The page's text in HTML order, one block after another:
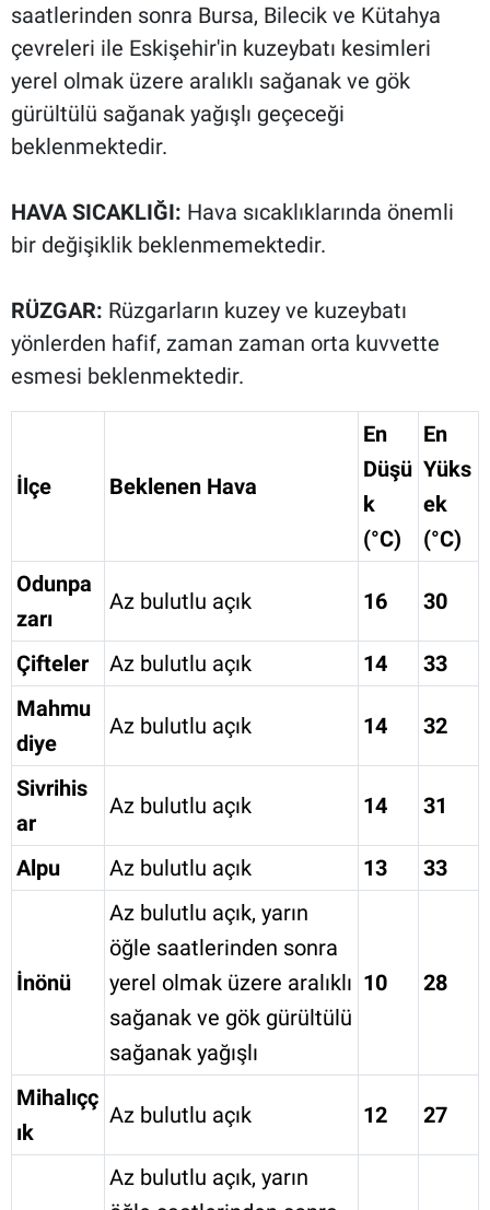
saatlerinden sonra Bursa, Bilecik ve Kütahya
çevreleri ile Eskişehir'in kuzeybatı kesimleri
yerel olmak üzere aralıklı sağanak ve gök
gürültülü sağanak yağışlı geçeceği
beklenmektedir.
HAVA SICAKLIĞI: Hava sıcaklıklarında önemli
bir değişiklik beklenmemektedir.
RÜZGAR: Rüzgarların kuzey ve kuzeybatı
yönlerden hafif, zaman zaman orta kuvvette
esmesi beklenmektedir.
İlçe Beklenen Hava
En
Düşü
k
(°C)
En
Yüks
ek
(°C)
Odunpa
zarı
Az bulutlu açık 16 30
Çifteler Az bulutlu açık 14
33
Mahmu
diye
Az bulutlu açık 14 32
Sivrihis
ar
Az bulutlu açık 14 31
Alpu Az bulutlu açık 13 33
İnönü
Az bulutlu açık, yarın
öğle saatlerinden sonra
yerel olmak üzere aralıklı
sağanak ve gök gürültülü
sağanak yağışlı
10 28
Mihalıçç
ık
Az bulutlu açık 12 27
Az bulutlu açık, yarın